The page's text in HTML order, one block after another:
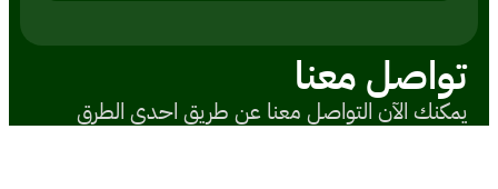
تواصل معنا
يمكنك الآن التواصل معنا عن طريق احدى الطرق